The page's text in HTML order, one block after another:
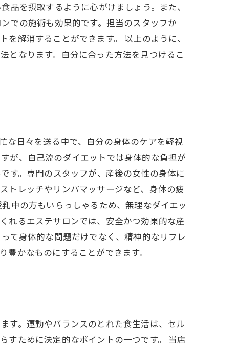
品を摂取するように心がけましょう。また、
での施術も効果的です。担当のスタッフか
解消することができます。 以上のように、
となります。自分に合った方法を見つけるこ
な日々を送る中で、自分の身体のケアを軽視
が、自己流のダイエットでは身体的な負担が
す。専門のスタッフが、産後の女性の身体に
トレッチやリンパマッサージなど、身体の疲
中の方もいらっしゃるため、無理なダイエッ
れるエステサロンでは、安全かつ効果的な産
て身体的な問題だけでなく、精神的なリフレ
かなものにすることができます。
す。運動やバランスのとれた食生活は、セル
すために決定的なポイントの一つです。 当店